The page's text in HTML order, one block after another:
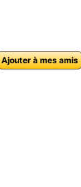
Ajouter à mes amis